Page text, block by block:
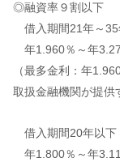
◎融資率９割以下
借入期間21年～35
年1.960％～年
（最多金利：年1.960
取扱金融機関が提供
借入期間20年以下
年1.800％～年